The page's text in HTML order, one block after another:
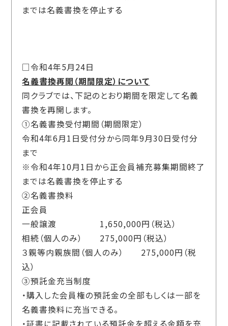
までは名義書換を停止する
□令和4年5月24日
名義書換再開（期間限定）について
同クラブでは、下記のとおり期間を限定して名義
書換を再開します。
①名義書換受付期間（期間限定）
令和4年6月1日受付分から同年9月30日受付分
まで
※令和4年10月1日から正会員補充募集期間終了
までは名義書換を停止する
②名義書換料
正会員
一般譲渡 1,650,000円（税込）
相続（個人のみ） 275,000円（税込）
３親等内親族間（個人のみ） 275,000円（税
込）
③預託金充当制度
・購入した会員権の預託金の全部もしくは一部を
名義書換料に充当できる。